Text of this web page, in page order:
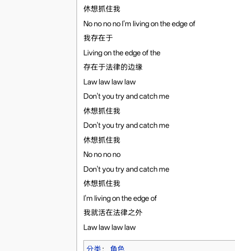
休想抓住我
No no no no I'm living on the edge of
我存在于
Living on the edge of the
存在于法律的边缘
Law law law law
Don't you try and catch me
休想抓住我
Don't you try and catch me
休想抓住我
No no no no
Don't you try and catch me
休想抓住我
I'm living on the edge of
我就活在法律之外
Law law law law
分类 ： 角色